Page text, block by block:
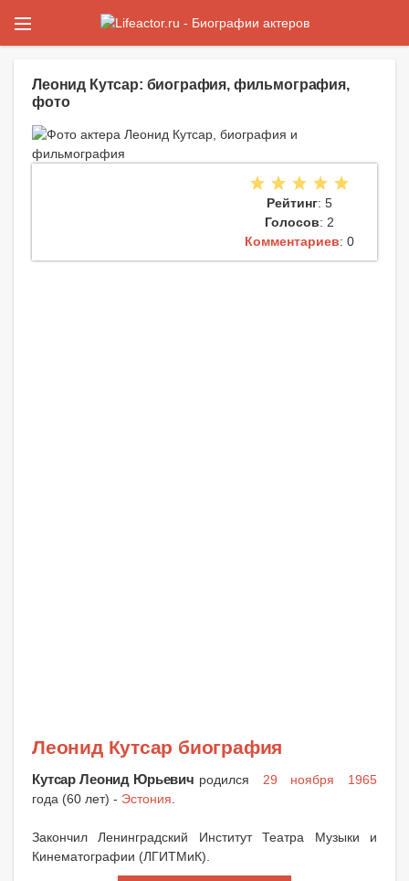
Леонид Кутсар: биография, фильмография,
фото
Рейтинг: 5
Голосов: 2
Комментариев: 0
Леонид Кутсар биография
Кутсар Леонид Юрьевич родился 29 ноября 1965
года (60 лет) - Эстония
Закончил Ленинградский Институт Театра Музыки и
Кинематографии (ЛГИТМиК).